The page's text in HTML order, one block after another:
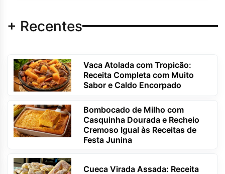
+ Recentes
Vaca Atolada com Tropicão:
Receita Completa com Muito
Sabor e Caldo Encorpado
Bombocado de Milho com
Casquinha Dourada e Recheio
Cremoso Igual às Receitas de
Festa Junina
Cueca Virada Assada: Receita